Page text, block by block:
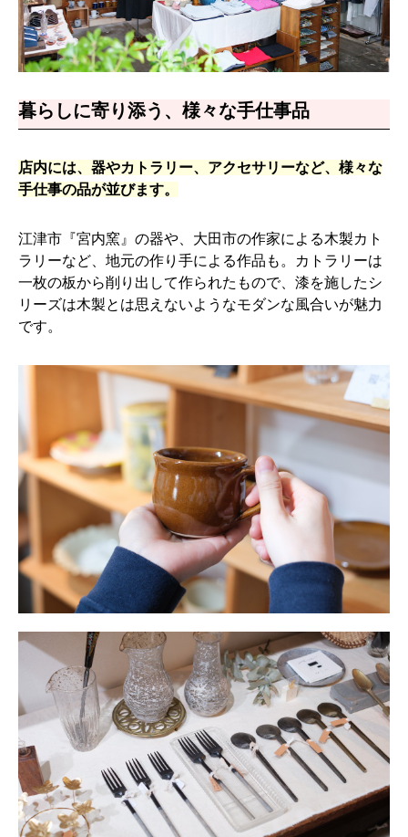
暮らしに寄り添う、様々な手仕事品
店内には、器やカトラリー、アクセサリーなど、様々な
手仕事の品が並びます。
江津市『宮内窯』の器や、大田市の作家による木製カト
ラリーなど、地元の作り手による作品も。カトラリーは
一枚の板から削り出して作られたもので、漆を施したシ
リーズは木製とは思えないようなモダンな風合いが魅力
です。